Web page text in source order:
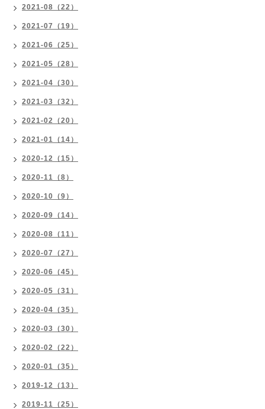
2021-08（22）
2021-07（19）
2021-06（25）
2021-05（28）
2021-04（30）
2021-03（32）
2021-02（20）
2021-01（14）
2020-12（15）
2020-11（8）
2020-10（9）
2020-09（14）
2020-08（11）
2020-07（27）
2020-06（45）
2020-05（31）
2020-04（35）
2020-03（30）
2020-02（22）
2020-01（35）
2019-12（13）
2019-11（25）